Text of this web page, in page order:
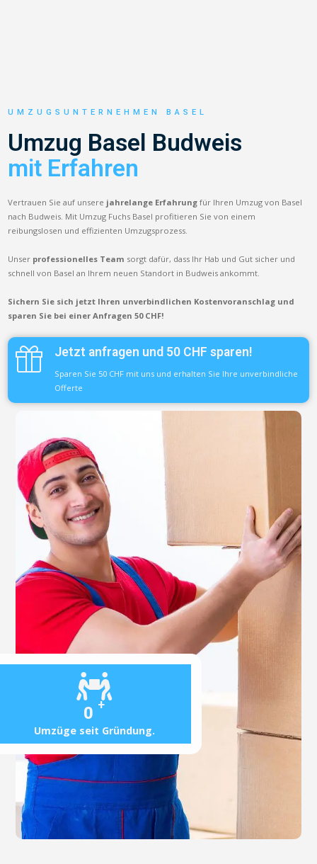
0 +
Umzüge seit Gründung.
UMZUGSUNTERNEHMEN BASEL
Umzug Basel Budweis
mit Erfahren
Vertrauen Sie auf unsere jahrelange Erfahrung für Ihren Umzug von Basel
nach Budweis. Mit Umzug Fuchs Basel profitieren Sie von einem
reibungslosen und effizienten Umzugsprozess.
Unser professionelles Team sorgt dafür, dass Ihr Hab und Gut sicher und
schnell von Basel an Ihrem neuen Standort in Budweis ankommt.
Sichern Sie sich jetzt Ihren unverbindlichen Kostenvoranschlag und
sparen Sie bei einer Anfragen 50 CHF!
Jetzt anfragen und 50 CHF sparen!
Sparen Sie 50 CHF mit uns und erhalten Sie Ihre unverbindliche
Offerte